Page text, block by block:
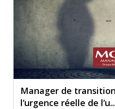
Manager de
l’urgence réelle de l’u...